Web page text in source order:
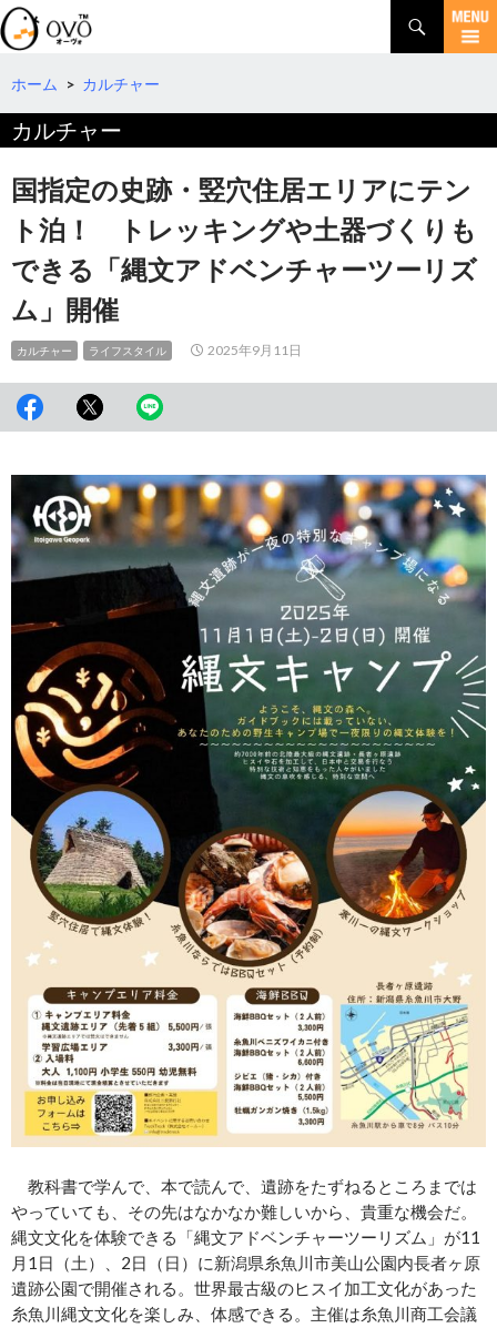
検
索
コ
テ
ツ
へ
移
動
ホーム > カルチャー
カルチャー
国指定の史跡・竪穴住居エリアにテン
ト泊！ トレッキングや土器づくりも
できる「縄文アドベンチャーツーリズ
ム」開催
カルチャー ライフスタイル 2025年9月11日
教科書で学んで、本で読んで、遺跡をたずねるところまでは
やっていても、その先はなかなか難しいから、貴重な機会だ。
縄文文化を体験できる「縄文アドベンチャーツーリズム」が11
月1日（土）、2日（日）に新潟県糸魚川市美山公園内長者ヶ原
遺跡公園で開催される。世界最古級のヒスイ加工文化があった
糸魚川縄文文化を楽しみ、体感できる。主催は糸魚川商工会議